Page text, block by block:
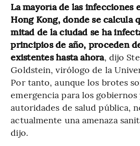
La mayoría de las infecciones
Hong Kong, donde se calcula
mitad de la ciudad se ha
principios de año, proceden
existentes hasta ahora, dijo
Goldstein, virólogo de la
Por tanto, aunque los brotes
emergencia para los gobiernos
autoridades de salud pública,
actualmente una amenaza
dijo.